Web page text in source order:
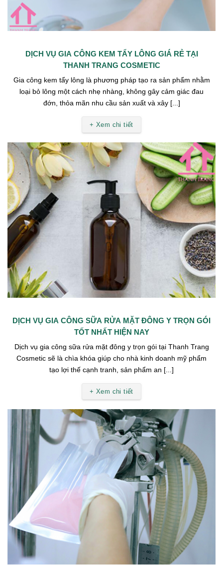
DỊCH VỤ GIA CÔNG KEM TẨY LÔNG GIÁ RẺ TẠI
THANH TRANG COSMETIC
Gia công kem tẩy lông là phương pháp tạo ra sản phẩm nhằm
loại bỏ lông một cách nhẹ nhàng, không gây cảm giác đau
đớn, thỏa mãn nhu cầu sản xuất và xây [...]
+ Xem chi tiết
DỊCH VỤ GIA CÔNG SỮA RỬA MẶT ĐÔNG Y TRỌN GÓI
TỐT NHẤT HIỆN NAY
Dịch vụ gia công sữa rửa mặt đông y trọn gói tại Thanh Trang
Cosmetic sẽ là chìa khóa giúp cho nhà kinh doanh mỹ phẩm
tạo lợi thế cạnh tranh, sản phẩm an [...]
+ Xem chi tiết